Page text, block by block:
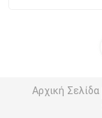
Αρχική Σελίδα